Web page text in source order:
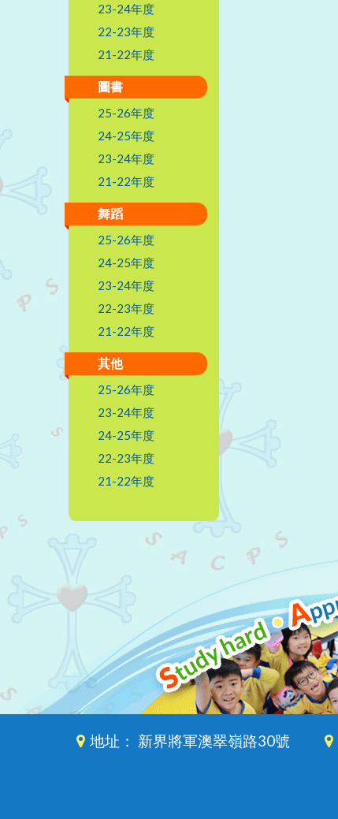
23-24年度
22-23年度
21-22年度
圖書
25-26年度
24-25年度
23-24年度
21-22年度
舞蹈
25-26年度
24-25年度
23-24年度
22-23年度
21-22年度
其他
25-26年度
23-24年度
24-25年度
22-23年度
21-22年度
地址： 新界將軍澳翠嶺路30號